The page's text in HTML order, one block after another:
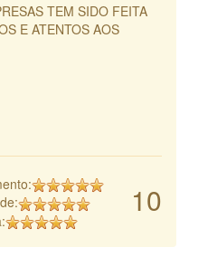
TEM SIDO FEITA
E ATENTOS AOS
10